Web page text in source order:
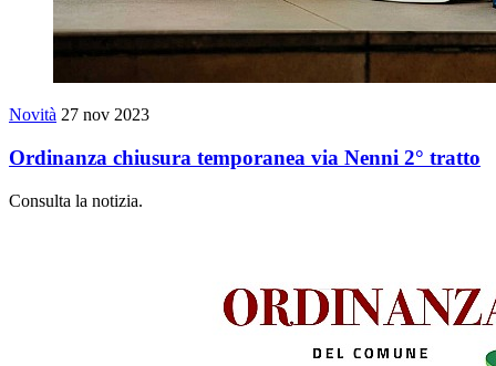
Novità 27 nov 2023
Ordinanza chiusura temporanea via Nenni 2° tratto
Consulta la notizia.